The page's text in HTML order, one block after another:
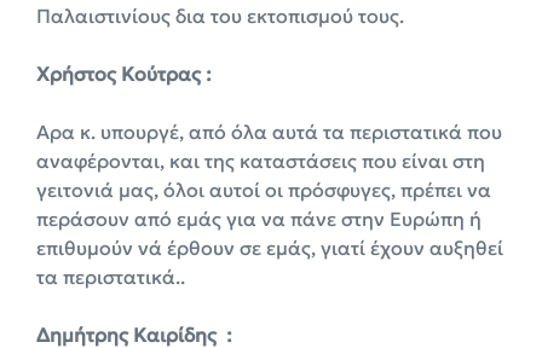
Παλαιστινίους δια του εκτοπισμού τους.
Χρήστος Κούτρας :
Αρα κ. υπουργέ, από όλα αυτά τα περιστατικά που
αναφέρονται, και της καταστάσεις που είναι στη
γειτονιά μας, όλοι αυτοί οι πρόσφυγες, πρέπει να
περάσουν από εμάς για να πάνε στην Ευρώπη ή
επιθυμούν νά έρθουν σε εμάς, γιατί έχουν αυξηθεί
τα περιστατικά..
Δημήτρης Καιρίδης :